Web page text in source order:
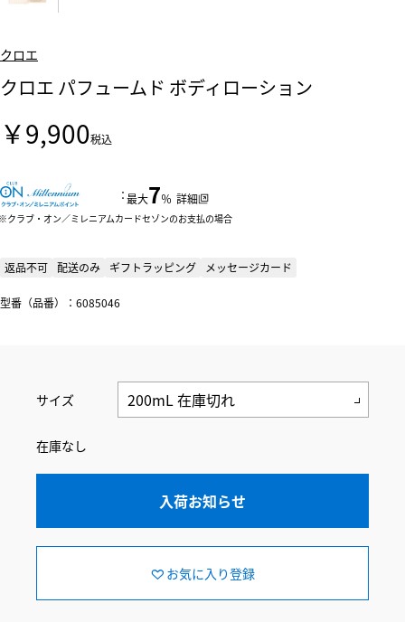
クロエ
クロエ パフュームド ボディローション
￥9,900税込
：最大7％ 詳細
クラブ・オン／ミレニアムカードセゾンのお支払の場合
返品不可 配送のみ ギフトラッピング メッセージカード
型番（品番）：6085046
サイズ
在庫なし
入荷お知らせ
お気に入り登録